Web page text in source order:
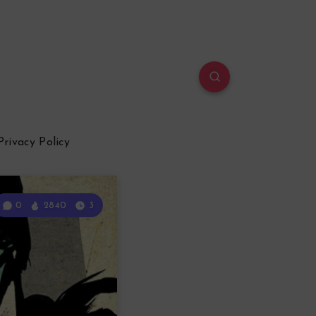
Policy
0 2840 3